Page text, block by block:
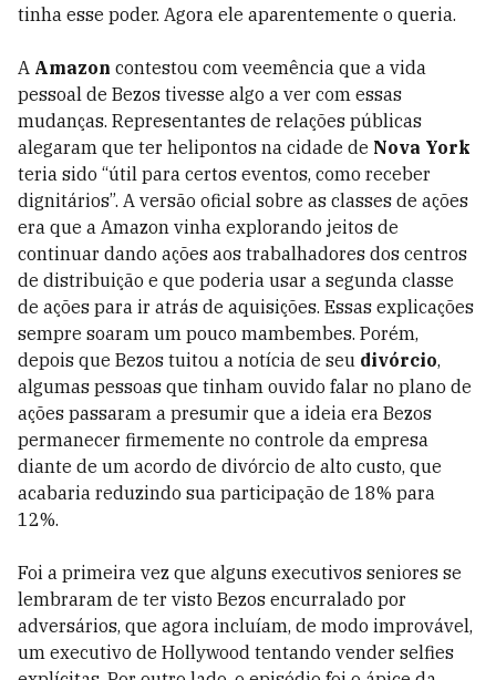
tinha esse poder. Agora ele aparentemente o queria.
A Amazon contestou com veemência que a vida
pessoal de Bezos tivesse algo a ver com essas
mudanças. Representantes de relações públicas
alegaram que ter helipontos na cidade de Nova York
teria sido “útil para certos eventos, como receber
dignitários”. A versão oficial sobre as classes de ações
era que a Amazon vinha explorando jeitos de
continuar dando ações aos trabalhadores dos centros
de distribuição e que poderia usar a segunda classe
de ações para ir atrás de aquisições. Essas explicações
sempre soaram um pouco mambembes. Porém,
depois que Bezos tuitou a notícia de seu divórcio,
algumas pes­soas que tinham ouvido falar no plano de
ações passaram a presumir que a ideia era Bezos
permanecer firmemente no controle da empresa
diante de um acordo de divórcio de alto custo, que
acabaria reduzindo sua participação de 18% para
12%.
Foi a primeira vez que alguns executivos seniores se
lembraram de ter visto Bezos encurralado por
adversários, que agora incluíam, de modo improvável,
um executivo de Hollywood tentando vender selfies